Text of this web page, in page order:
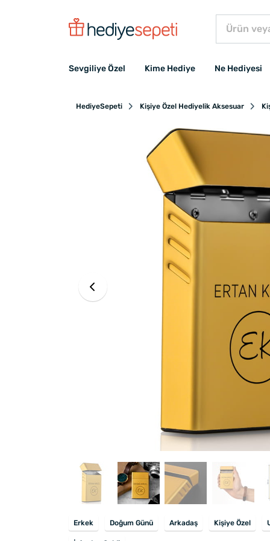
Sevgiliye Özel Kime Hediye Ne Hediyesi
HediyeSepeti Kişiye Özel Hediyelik Aksesuar
Erkek Doğum Günü Arkadaş Kişiye Özel